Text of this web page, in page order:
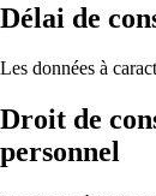
Délai de
Les données à
Droit de
personnel